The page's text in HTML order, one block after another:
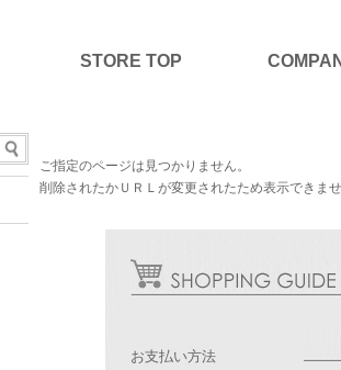
STORE TOP
ご指定のページは見つかりません。
削除されたかＵＲＬが変更されたため表示できませ
お支払い方法